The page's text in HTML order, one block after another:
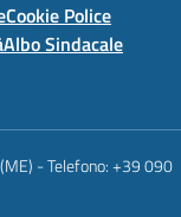
Cookie Police
Albo Sindacale
- Telefono: +39 090